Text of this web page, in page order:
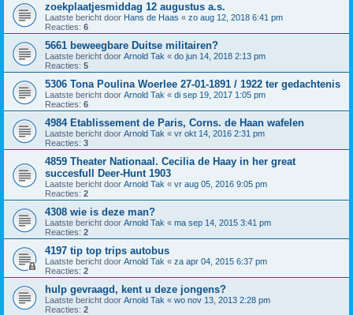
zoekplaatjesmiddag 12 augustus a.s.
Laatste bericht door Hans de Haas « zo aug 12, 2018 6:41 pm
Reacties: 6
5661 beweegbare Duitse militairen?
Laatste bericht door Arnold Tak « do jun 14, 2018 2:13 pm
Reacties: 5
5306 Tona Poulina Woerlee 27-01-1891 / 1922 ter gedachtenis
Laatste bericht door Arnold Tak « di sep 19, 2017 1:05 pm
Reacties: 6
4984 Etablissement de Paris, Corns. de Haan wafelen
Laatste bericht door Arnold Tak « vr okt 14, 2016 2:31 pm
Reacties: 3
4859 Theater Nationaal. Cecilia de Haay in her great
succesfull Deer-Hunt 1903
Laatste bericht door Arnold Tak « vr aug 05, 2016 9:05 pm
Reacties: 2
4308 wie is deze man?
Laatste bericht door Arnold Tak « ma sep 14, 2015 3:41 pm
Reacties: 2
4197 tip top trips autobus
Laatste bericht door Arnold Tak « za apr 04, 2015 6:37 pm
Reacties: 2
hulp gevraagd, kent u deze jongens?
Laatste bericht door Arnold Tak « wo nov 13, 2013 2:28 pm
Reacties: 2